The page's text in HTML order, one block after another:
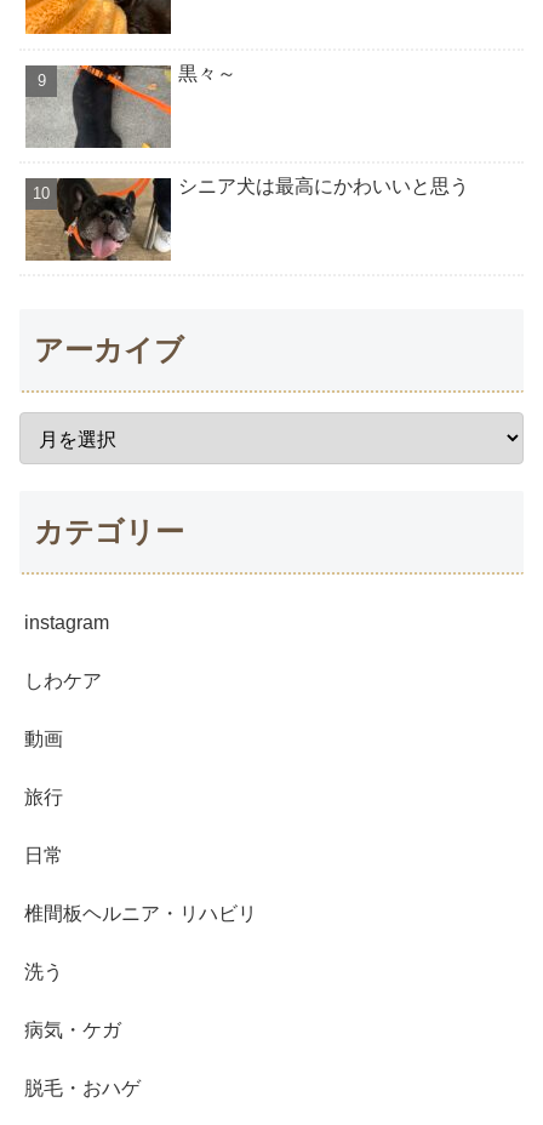
黒々～
シニア犬は最高にかわいいと思う
アーカイブ
カテゴリー
instagram
しわケア
動画
旅行
日常
椎間板ヘルニア・リハビリ
洗う
病気・ケガ
脱毛・おハゲ